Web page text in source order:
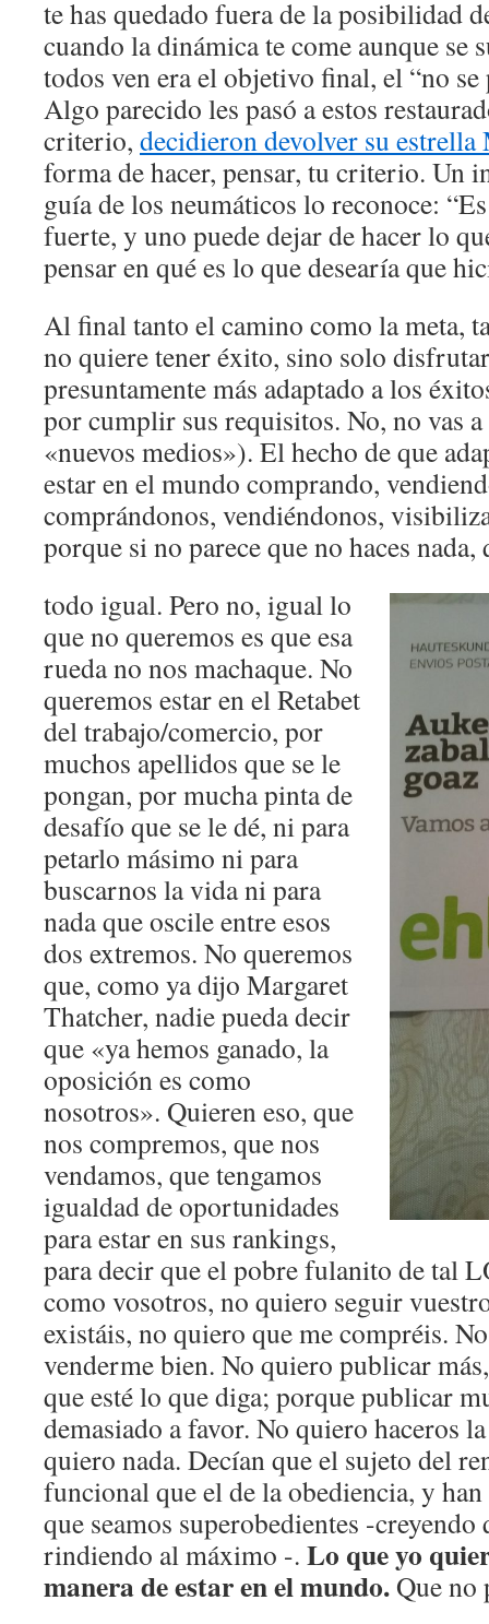
te has quedado fuera de la posibilidad
cuando la dinámica te come aunque se
todos ven era el objetivo final, el “no se
Algo parecido les pasó a estos
criterio, decidieron devolver su
forma de hacer, pensar, tu criterio. Un
guía de los neumáticos lo reconoce:
fuerte, y uno puede dejar de hacer lo
pensar en qué es lo que desearía que
Al final tanto el camino como la meta,
no quiere tener éxito, sino solo
presuntamente más adaptado a los
por cumplir sus requisitos. No, no vas
«nuevos medios»). El hecho de que
estar en el mundo comprando,
comprándonos, vendiéndonos,
porque si no parece que no haces nada,
todo igual. Pero no, igual lo
que no queremos es que esa
rueda no nos machaque. No
queremos estar en el Retabet
del trabajo/comercio, por
muchos apellidos que se le
pongan, por mucha pinta de
desafío que se le dé, ni para
petarlo másimo ni para
buscarnos la vida ni para
nada que oscile entre esos
dos extremos. No queremos
que, como ya dijo Margaret
Thatcher, nadie pueda decir
que «ya hemos ganado, la
oposición es como
nosotros». Quieren eso, que
nos compremos, que nos
vendamos, que tengamos
igualdad de oportunidades
para estar en sus rankings,
para decir que el pobre fulanito de tal
como vosotros, no quiero seguir
existáis, no quiero que me compréis.
venderme bien. No quiero publicar
que esté lo que diga; porque publicar
demasiado a favor. No quiero haceros
quiero nada. Decían que el sujeto del
funcional que el de la obediencia, y
que seamos superobedientes -
rindiendo al máximo -. Lo que yo
manera de estar en el mundo.Que no